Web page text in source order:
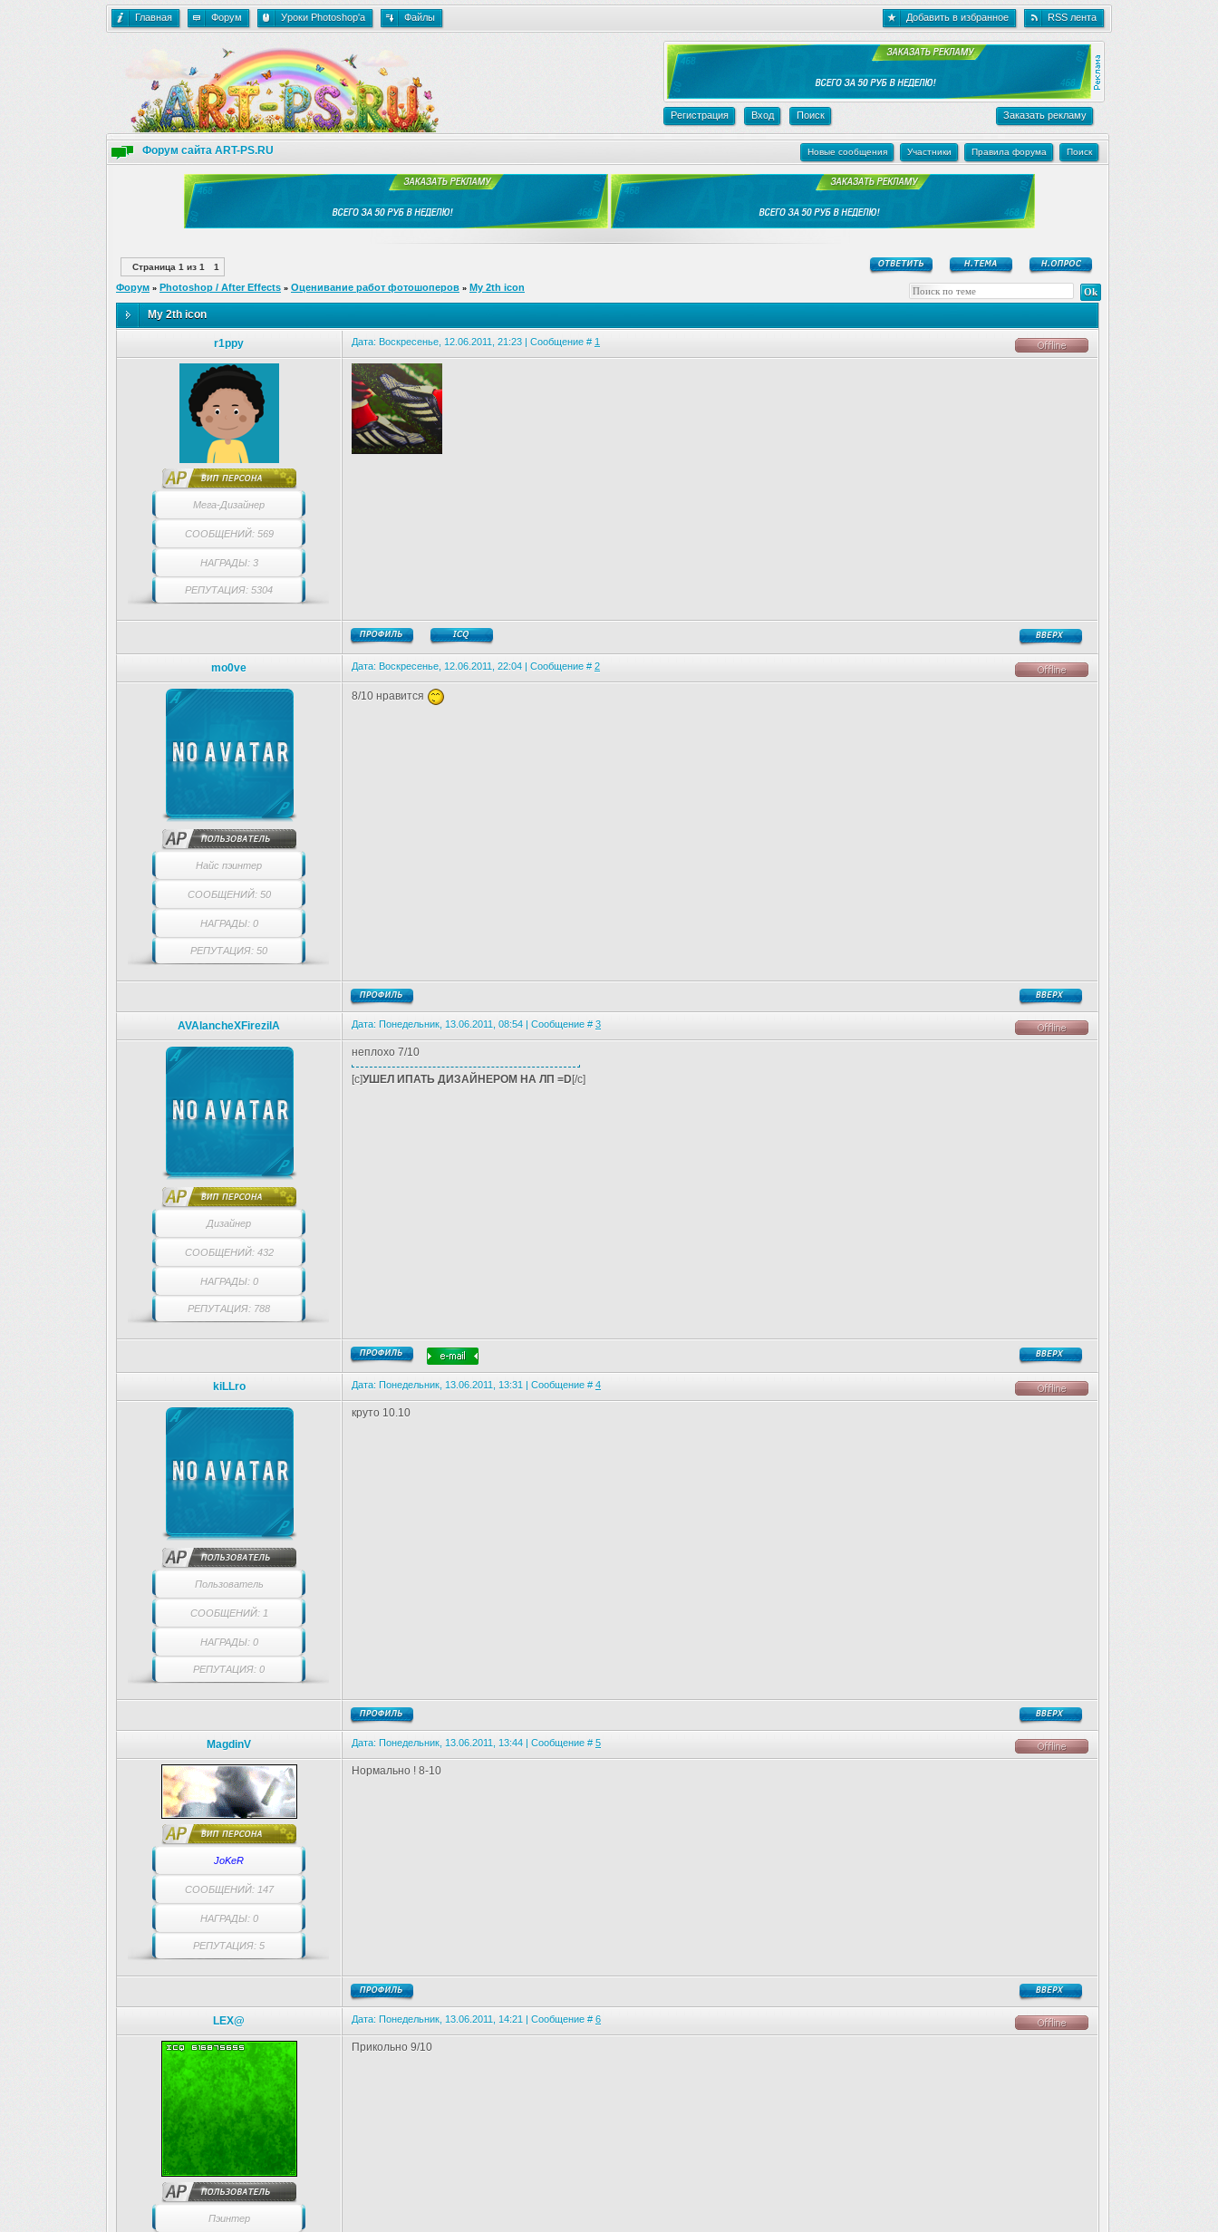
Главная Форум Уроки Photoshop'a Файлы Добавить в избранное RSS лента
Регистрация Вход Поиск Заказать рекламу
Форум сайта ART-PS.RU Новые сообщения Участники Правила форума Поиск
Страница 1 из 1 1
Форум » Photoshop / After Effects » Оценивание работ фотошоперов » My 2th icon
My 2th icon
r1ppy Дата: Воскресенье, 12.06.2011, 21:23 | Сообщение # 1
Мега-Дизайнер
СООБЩЕНИЙ: 569
НАГРАДЫ: 3
РЕПУТАЦИЯ: 5304
mo0ve Дата: Воскресенье, 12.06.2011, 22:04 | Сообщение # 2
Найс пэинтер
СООБЩЕНИЙ: 50
НАГРАДЫ: 0
РЕПУТАЦИЯ: 50
8/10 нравится
AVAlancheXFirezilA Дата: Понедельник, 13.06.2011, 08:54 | Сообщение # 3
Дизайнер
СООБЩЕНИЙ: 432
НАГРАДЫ: 0
РЕПУТАЦИЯ: 788
неплохо 7/10
[c]УШЕЛ ИПАТЬ ДИЗАЙНЕРОМ НА ЛП =D [/c]
kiLLro Дата: Понедельник, 13.06.2011, 13:31 | Сообщение # 4
Пользователь
СООБЩЕНИЙ: 1
НАГРАДЫ: 0
РЕПУТАЦИЯ: 0
круто 10.10
MagdinV Дата: Понедельник, 13.06.2011, 13:44 | Сообщение # 5
JoKeR
СООБЩЕНИЙ: 147
НАГРАДЫ: 0
РЕПУТАЦИЯ: 5
Нормально ! 8-10
LEX@ Дата: Понедельник, 13.06.2011, 14:21 | Сообщение # 6
Пэинтер
Прикольно 9/10